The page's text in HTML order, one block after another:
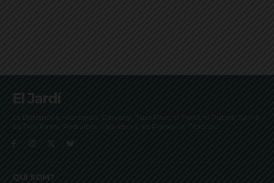
El Jardí
La Bonanova, Monterols, Galvany, Turó Parc, el Farró, el Putxet, Sarrià,
les Tres Torres, Pedralbes, Vallvidrera, les Planes i el Tibidabo
QUI SOM?